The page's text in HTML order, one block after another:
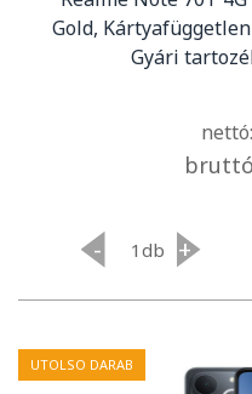
Gold,
Gyári
nettó:
- db +
UTOLSO DARAB